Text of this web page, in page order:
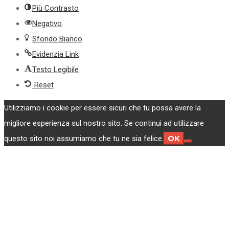
Più Contrasto
Negativo
Sfondo Bianco
Evidenzia Link
Testo Legibile
Reset
Utilizziamo i cookie per essere sicuri che tu possa avere la
migliore esperienza sul nostro sito. Se continui ad utilizzare
questo sito noi assumiamo che tu ne sia felice. OK